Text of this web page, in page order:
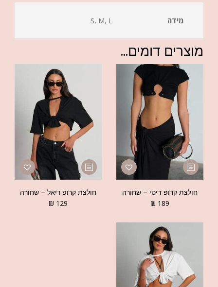
מידה S, M, L
מוצרים דומים...
חולצת קרופ דיטי – שחורה
₪ 189
חולצת קרופ ריאל – שחורה
₪ 129